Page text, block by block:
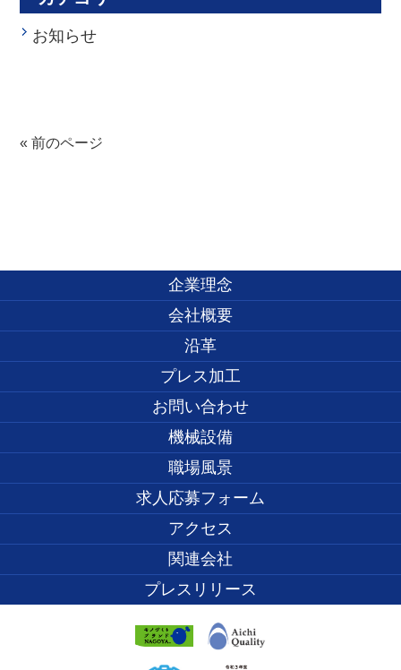
お知らせ
« 前のページ
企業理念
会社概要
沿革
プレス加工
お問い合わせ
機械設備
職場風景
求人応募フォーム
アクセス
関連会社
プレスリリース